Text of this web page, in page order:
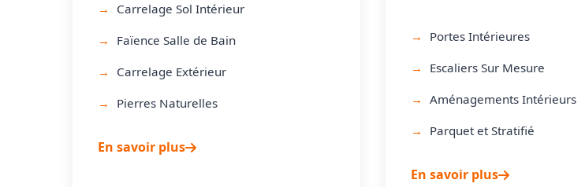
Carrelage Sol Intérieur
Faïence Salle de Bain
Carrelage Extérieur
Pierres Naturelles
En savoir plus
Portes Intérieures
Escaliers Sur Mesure
Aménagements Intérieurs
Parquet et Stratifié
En savoir plus